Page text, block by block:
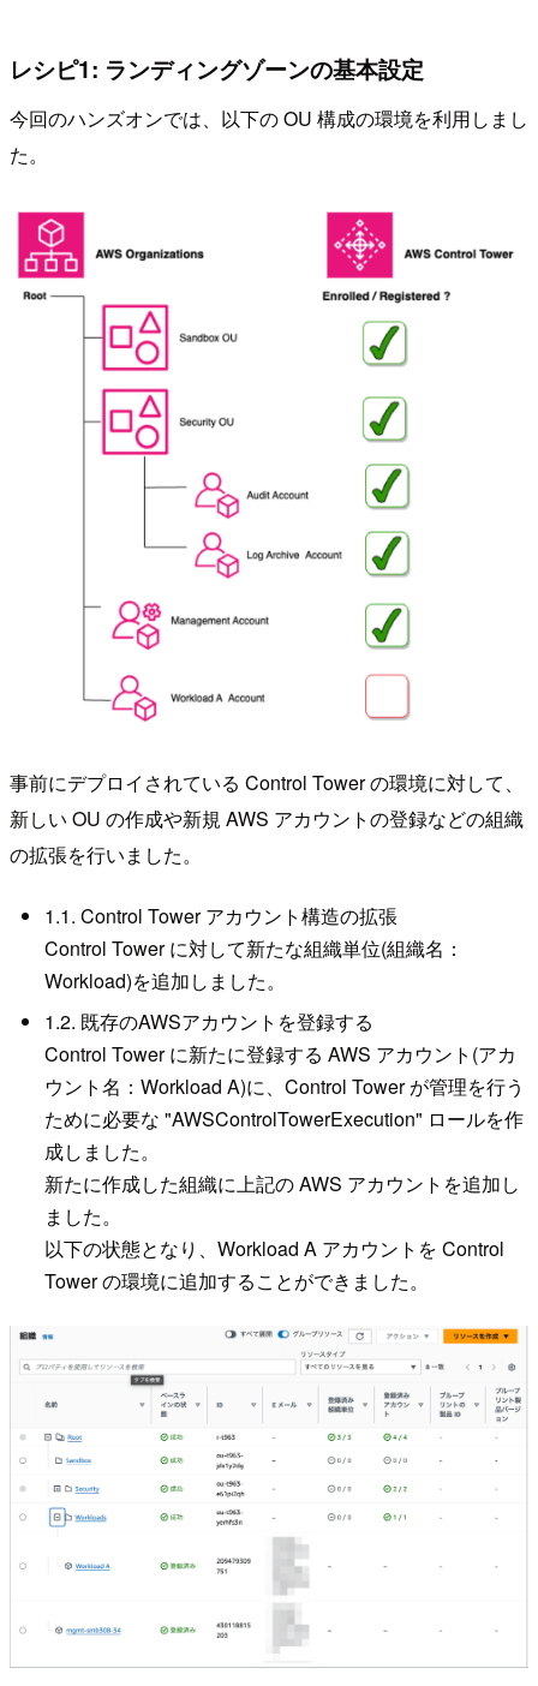
レシピ1: ランディングゾーンの基本設定
今回のハンズオンでは、以下の OU 構成の環境を利用しまし
た。
事前にデプロイされている Control Tower の環境に対して、
新しい OU の作成や新規 AWS アカウントの登録などの組織
の拡張を行いました。
1.1. Control Tower アカウント構造の拡張
Control Tower に対して新たな組織単位(組織名：
Workload)を追加しました。
1.2. 既存のAWSアカウントを登録する
Control Tower に新たに登録する AWS アカウント(アカ
ウント名：Workload A)に、Control Tower が管理を行う
ために必要な "AWSControlTowerExecution" ロールを作
成しました。
新たに作成した組織に上記の AWS アカウントを追加し
ました。
以下の状態となり、Workload A アカウントを Control
Tower の環境に追加することができました。